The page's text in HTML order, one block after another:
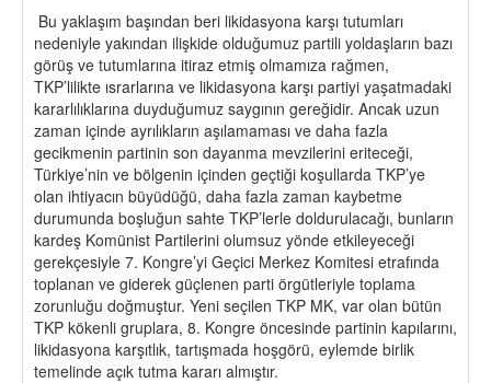
Bu yaklaşım başından beri likidasyona karşı tutumları
nedeniyle yakından ilişkide olduğumuz partili yoldaşların bazı
görüş ve tutumlarına itiraz etmiş olmamıza rağmen,
TKP’lilikte ısrarlarına ve likidasyona karşı partiyi yaşatmadaki
kararlılıklarına duyduğumuz saygının gereğidir. Ancak uzun
zaman içinde ayrılıkların aşılamaması ve daha fazla
gecikmenin partinin son dayanma mevzilerini eriteceği,
Türkiye’nin ve bölgenin içinden geçtiği koşullarda TKP’ye
olan ihtiyacın büyüdüğü, daha fazla zaman kaybetme
durumunda boşluğun sahte TKP’lerle doldurulacağı, bunların
kardeş Komünist Partilerini olumsuz yönde etkileyeceği
gerekçesiyle 7. Kongre’yi Geçici Merkez Komitesi etrafında
toplanan ve giderek güçlenen parti örgütleriyle toplama
zorunluğu doğmuştur. Yeni seçilen TKP MK, var olan bütün
TKP kökenli gruplara, 8. Kongre öncesinde partinin kapılarını,
likidasyona karşıtlık, tartışmada hoşgörü, eylemde birlik
temelinde açık tutma kararı almıştır.